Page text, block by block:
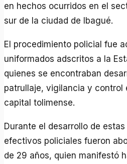
en hechos ocurridos en el
sur de la ciudad de Ibagué.
El procedimiento policial fue
uniformados adscritos a la
quienes se encontraban
patrullaje, vigilancia y control
capital tolimense.
Durante el desarrollo de
efectivos policiales fueron
de 29 años, quien manifestó